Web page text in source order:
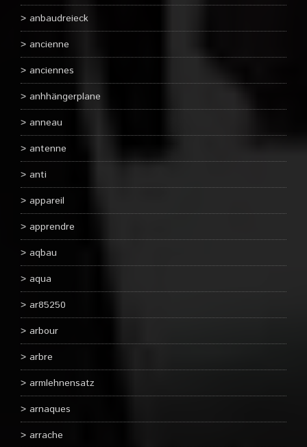
anbaudreieck
ancienne
anciennes
anhhängerplane
anneau
antenne
anti
appareil
apprendre
aqbau
aqua
ar85250
arbour
arbre
armlehnensatz
arnaques
arrache